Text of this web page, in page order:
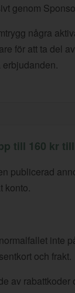
genom
några
för att ta del
erbjudanden.
till 160 kr
publicerad
konto.
inte
och frakt.
av rabattkoder